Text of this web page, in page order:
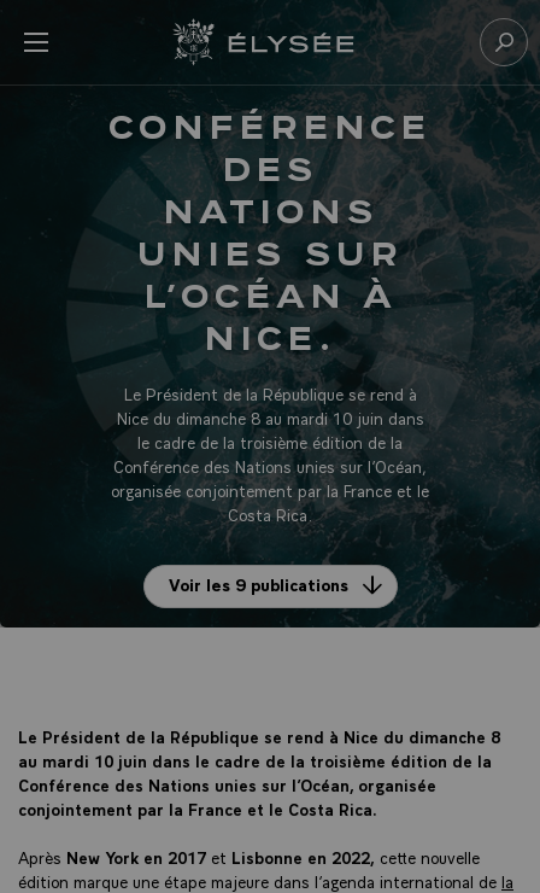
menu Retour à l’accueil Élysée
CONFÉRENCE
DES
NATIONS
UNIES SUR
L’OCÉAN À
NICE.
Le Président de la République se rend à
Nice du dimanche 8 au mardi 10 juin dans
le cadre de la troisième édition de la
Conférence des Nations unies sur l’Océan,
organisée conjointement par la France et le
Costa Rica.
Voir les 9 publications
Le Président de la République se rend à Nice du dimanche 8
au mardi 10 juin dans le cadre de la troisième édition de la
Conférence des Nations unies sur l’Océan, organisée
conjointement par la France et le Costa Rica.
Après New York en 2017 et Lisbonne en 2022, cette nouvelle
édition marque une étape majeure dans l’agenda international de la
Panneau de gestion des cookies